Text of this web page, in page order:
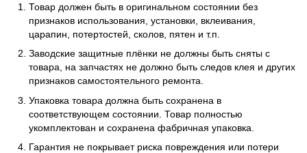
Товар должен быть в оригинальном состоянии без
признаков использования, установки, вклеивания,
царапин, потертостей, сколов, пятен и т.п.
Заводские защитные плёнки не должны быть сняты с
товара, на запчастях не должно быть следов клея и других
признаков самостоятельного ремонта.
Упаковка товара должна быть сохранена в
соответствующем состоянии. Товар полностью
укомплектован и сохранена фабричная упаковка.
Гарантия не покрывает риска повреждения или потери